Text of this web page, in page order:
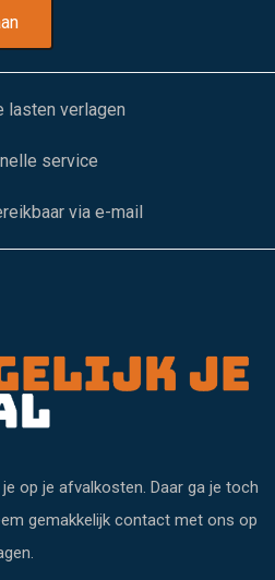
lasten verlagen
service
via e-mail
op je afvalkosten. Daar ga je toch
gemakkelijk contact met ons op